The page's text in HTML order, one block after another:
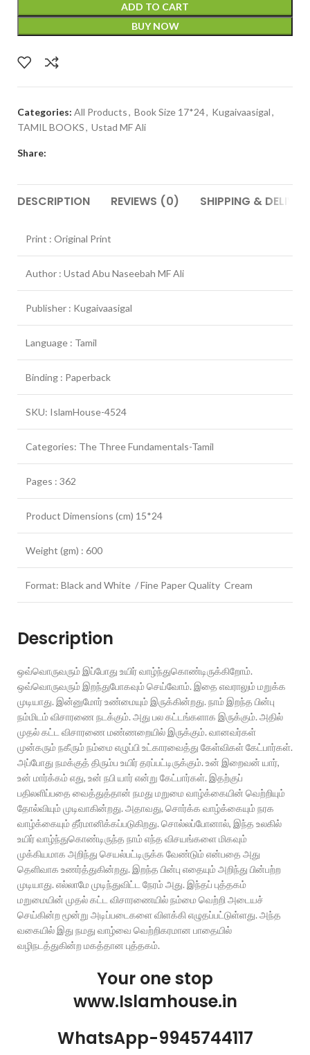
ADD TO CART
BUY NOW
Categories: All Products, Book Size 17*24, Kugaivaasigal,
TAMIL BOOKS, Ustad MF Ali
Share:
DESCRIPTION REVIEWS (0) SHIPPING &
Print : Original Print
Author : Ustad Abu Naseebah MF Ali
Publisher : Kugaivaasigal
Language : Tamil
Binding : Paperback
SKU: IslamHouse-4524
Categories: The Three Fundamentals-Tamil
Pages : 362
Product Dimensions (cm) 15*24
Weight (gm) : 600
Format: Black and White / Fine Paper Quality Cream
Description
ஒவ்வொருவரும் இப்போது உயிர் வாழ்ந்துகொண்டிருக்கிறோம்.
ஒவ்வொருவரும் இறந்துபோகவும் செய்வோம். இதை எவராலும் மறுக்க
முடியாது. இன்னுமோர் உண்மையும் இருக்கின்றது. நாம் இறந்த பின்பு
நம்மிடம் விசாரணை நடக்கும். அது பல கட்டங்களாக இருக்கும். அதில்
முதல் கட்ட விசாரணை மண்ணறையில் இருக்கும். வானவர்கள்
முன்கரும் நகீரும் நம்மை எழுப்பி உட்காரவைத்து கேள்விகள் கேட்பார்கள்.
அப்போது நமக்குத் திரும்ப உயிர் தரப்பட்டிருக்கும். உன் இறைவன் யார்,
உன் மார்க்கம் எது, உன் நபி யார் என்று கேட்பார்கள். இதற்குப்
பதிலளிப்பதை வைத்துத்தான் நமது மறுமை வாழ்க்கையின் வெற்றியும்
தோல்வியும் முடிவாகின்றது. அதாவது, சொர்க்க வாழ்க்கையும் நரக
வாழ்க்கையும் தீர்மானிக்கப்படுகிறது. சொல்லப்போனால், இந்த உலகில்
உயிர் வாழ்ந்துகொண்டிருந்த நாம் எந்த விசயங்களை மிகவும்
முக்கியமாக அறிந்து செயல்பட்டிருக்க வேண்டும் என்பதை அது
தெளிவாக உணர்த்துகின்றது. இறந்த பின்பு எதையும் அறிந்து பின்பற்ற
முடியாது. எல்லாமே முடிந்துவிட்ட நேரம் அது. இந்தப் புத்தகம்
மறுமையின் முதல் கட்ட விசாரணையில் நம்மை வெற்றி அடையச்
செய்கின்ற மூன்று அடிப்படைகளை விளக்கி எழுதப்பட்டுள்ளது. அந்த
வகையில் இது நமது வாழ்வை வெற்றிகரமான பாதையில்
வழிநடத்துகின்ற மகத்தான புத்தகம்.
Your one stop
www.Islamhouse.in
WhatsApp-9945744117